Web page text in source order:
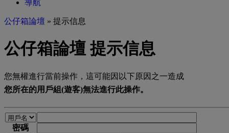
導航
公仔箱論壇 » 提示信息
公仔箱論壇 提示信息
您無權進行當前操作，這可能因以下原因之一造成
您所在的用戶組(遊客)無法進行此操作。
密碼